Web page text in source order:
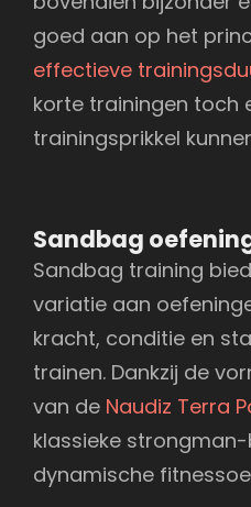
goed aan op het
effectieve
korte trainingen toch
trainingsprikkel
Sandbag
Sandbag training
variatie aan
kracht, conditie en
trainen. Dankzij de
van de Naudiz Terra
klassieke
dynamische